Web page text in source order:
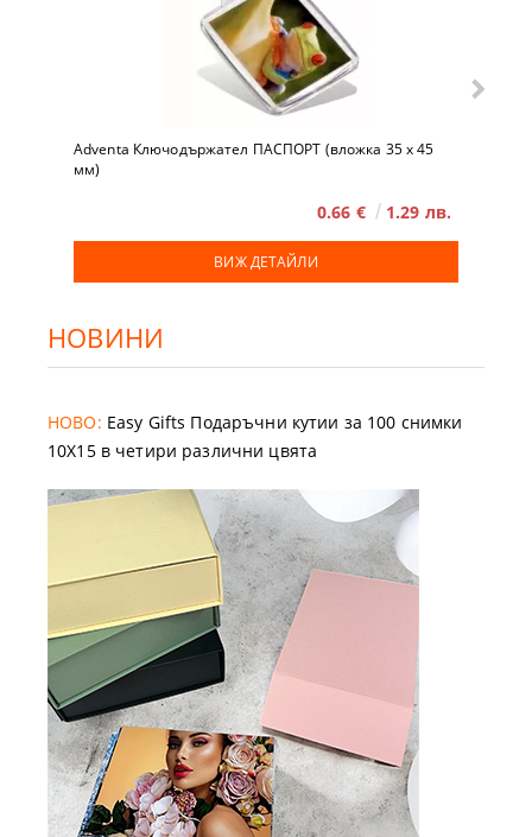
Adventa Ключодържател ПАСПОРТ (вложка 35 x 45
мм)
0.66 € 1.29 лв.
ВИЖ ДЕТАЙЛИ
НОВИНИ
НОВО: Easy Gifts Подаръчни кутии за 100 снимки
10X15 в четири различни цвята